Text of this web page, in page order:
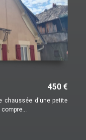
450 €
chaussée d'une petite